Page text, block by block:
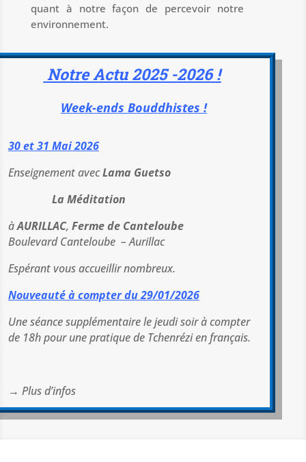
quant à notre façon de percevoir notre
environnement.
Notre Actu 2025 -2026 !
Week-ends Bouddhistes !
30 et 31 Mai 2026
Enseignement avecLama Guetso
La Méditation
àAURILLAC, Ferme de Canteloube
Boulevard Canteloube – Aurillac
Espérant vous accueillir nombreux.
Nouveauté à compter du 29/01/2026
Une séance supplémentaire le jeudi soir à compter
de 18h pour une pratique de Tchenrézi en français.
→ Plus d’infos